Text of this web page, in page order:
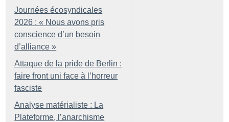
Journées écosyndicales
2026 : « Nous avons pris
conscience d’un besoin
d’alliance »
Attaque de la pride de Berlin :
faire front uni face à l’horreur
fasciste
Analyse matérialiste : La
Plateforme, l’anarchisme